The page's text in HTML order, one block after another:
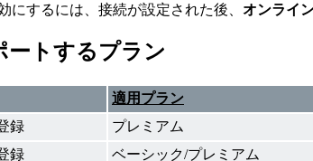
にするには、接続が設定された後、 オンライ
ートするプラン
適用プラン
録
プレミアム
録
ベーシック/プレミアム